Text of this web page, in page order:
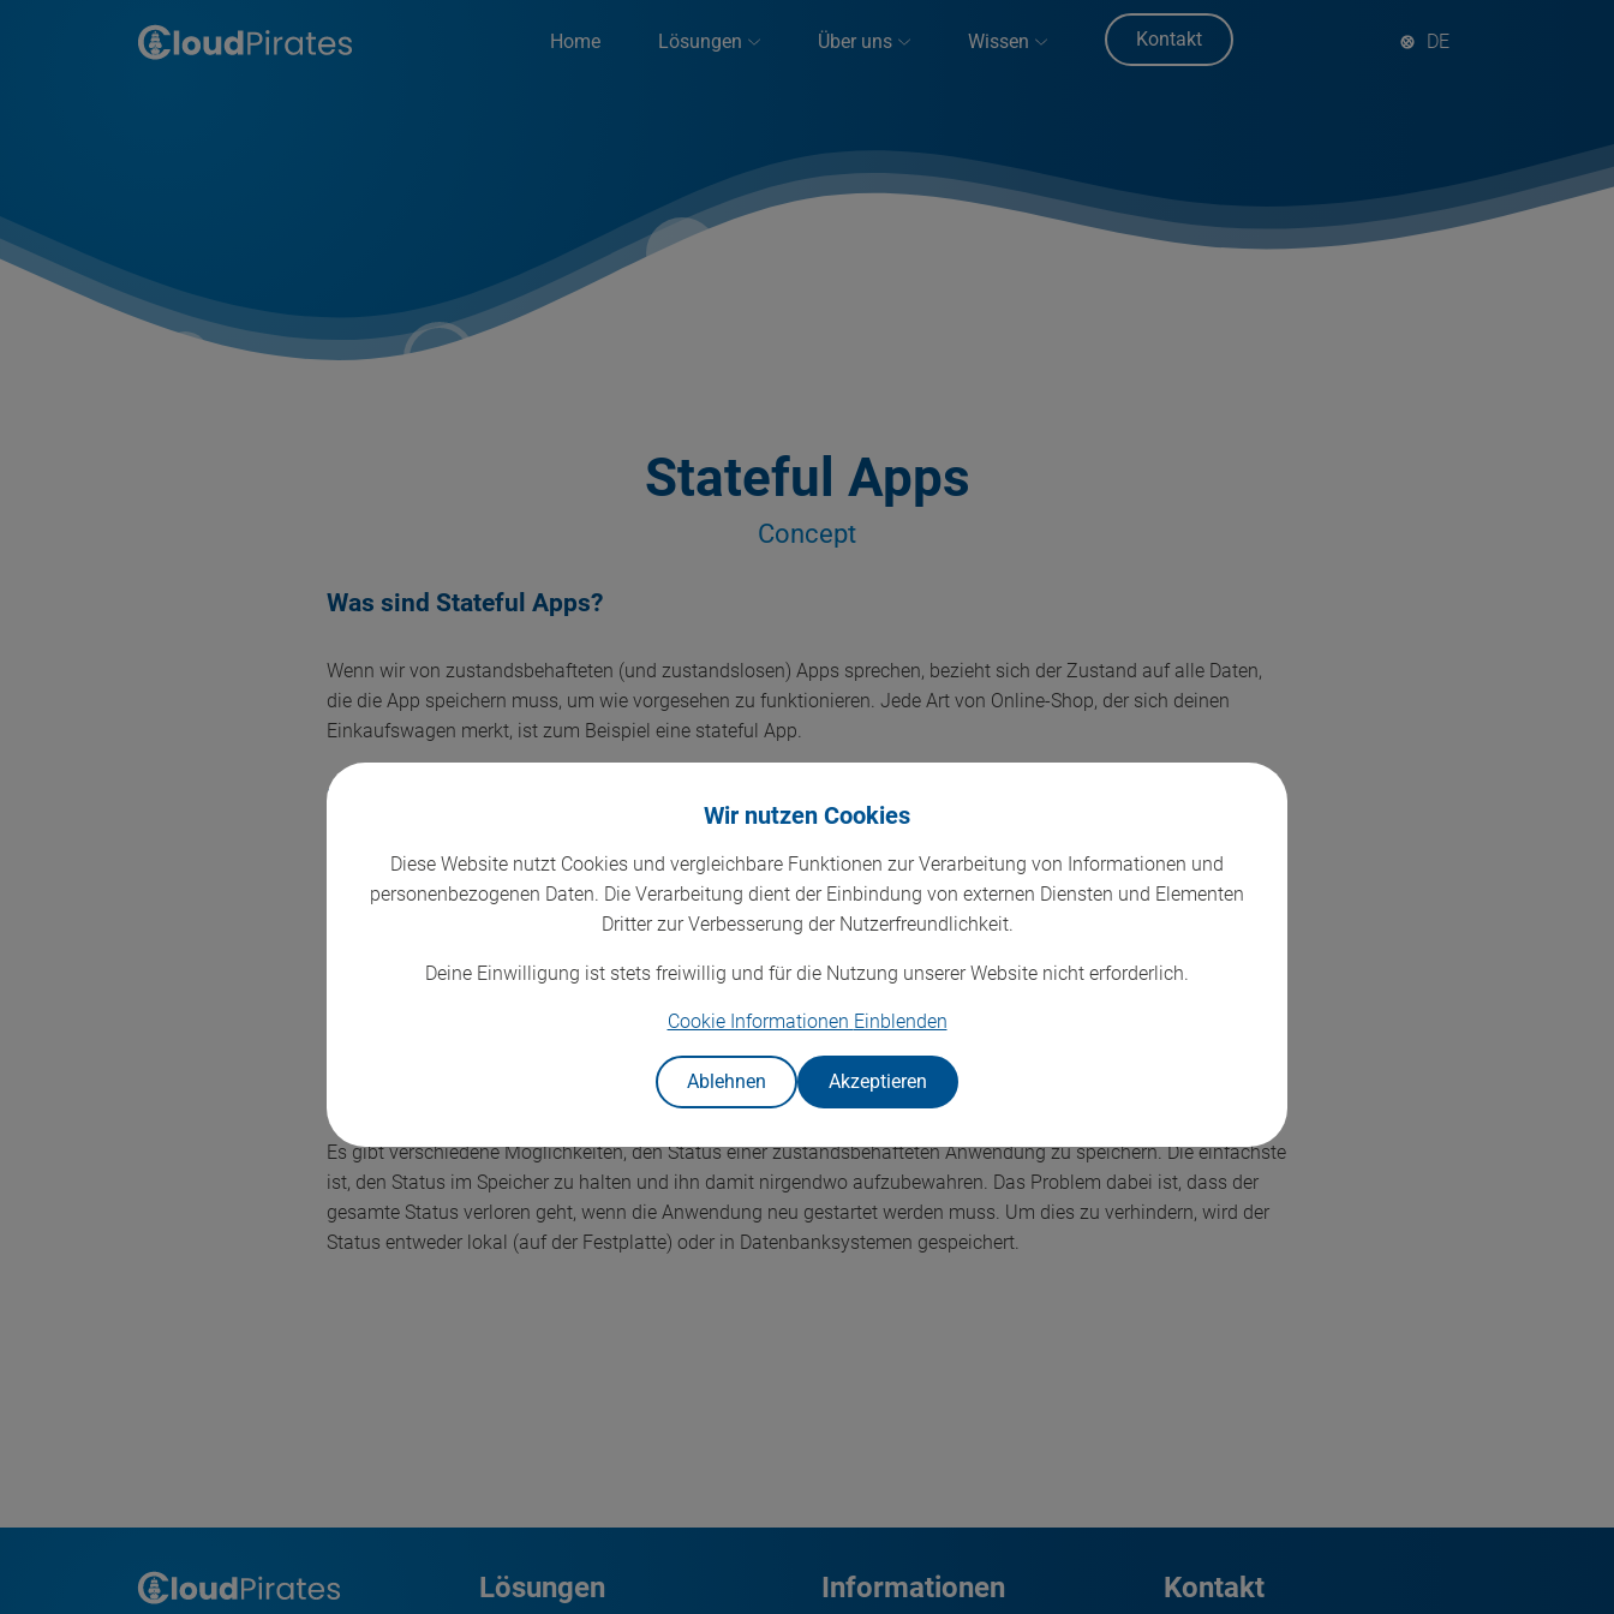
Wir nutzen Cookies
Diese Website nutzt Cookies und vergleichbare Funktionen zur Verarbeitung von Informationen und
personenbezogenen Daten. Die Verarbeitung dient der Einbindung von externen Diensten und Elementen
Dritter zur Verbesserung der Nutzerfreundlichkeit.
Deine Einwilligung ist stets freiwillig und für die Nutzung unserer Website nicht erforderlich.
Cookie Informationen Einblenden
Ablehnen Akzeptieren
Home Lösungen Über uns Wissen Kontakt
Stateful Apps
Concept
Was sind Stateful Apps?
Wenn wir von zustandsbehafteten (und zustandslosen) Apps sprechen, bezieht sich der Zustand auf alle Daten,
die die App speichern muss, um wie vorgesehen zu funktionieren. Jede Art von Online-Shop, der sich deinen
Einkaufswagen merkt, ist zum Beispiel eine stateful App.
Probleme, die damit gelöst werden
Die Nutzung einer App erfordert in der Regel mehrere Anfragen. Beim Online-Banking zum Beispiel authentifizierst
du dich, indem du dein Passwort eingibst (Anfrage Nr. 1), dann überweist du Geld an einen Freund (Anfrage Nr. 2)
und schließlich willst du die Überweisungsdetails einsehen (Anfrage Nr. 3). Damit das funktioniert, muss sich jeder
Heutzutage sind die meisten Anwendungen, die wir nutzen, zumindest teilweise zustandsabhängig, da sie Dinge
wie Vorlieben und Einstellungen speichern, um das Nutzererlebnis zu verbessern.
Es gibt verschiedene Möglichkeiten, den Status einer zustandsbehafteten Anwendung zu speichern. Die einfachste
ist, den Status im Speicher zu halten und ihn damit nirgendwo aufzubewahren. Das Problem dabei ist, dass der
gesamte Status verloren geht, wenn die Anwendung neu gestartet werden muss. Um dies zu verhindern, wird der
Status entweder lokal (auf der Festplatte) oder in Datenbanksystemen gespeichert.
Lösungen Informationen Kontakt